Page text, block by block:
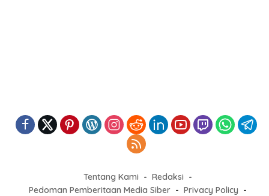
Tentang Kami
Redaksi
Pedoman Pemberitaan Media Siber
Privacy Policy